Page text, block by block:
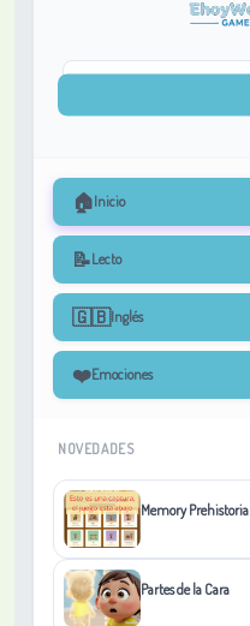
🏠Inicio
📝Lecto
🇬🇧Inglés
❤️Emociones
NOVEDADES
Memory Prehistoria
Partes de la Cara